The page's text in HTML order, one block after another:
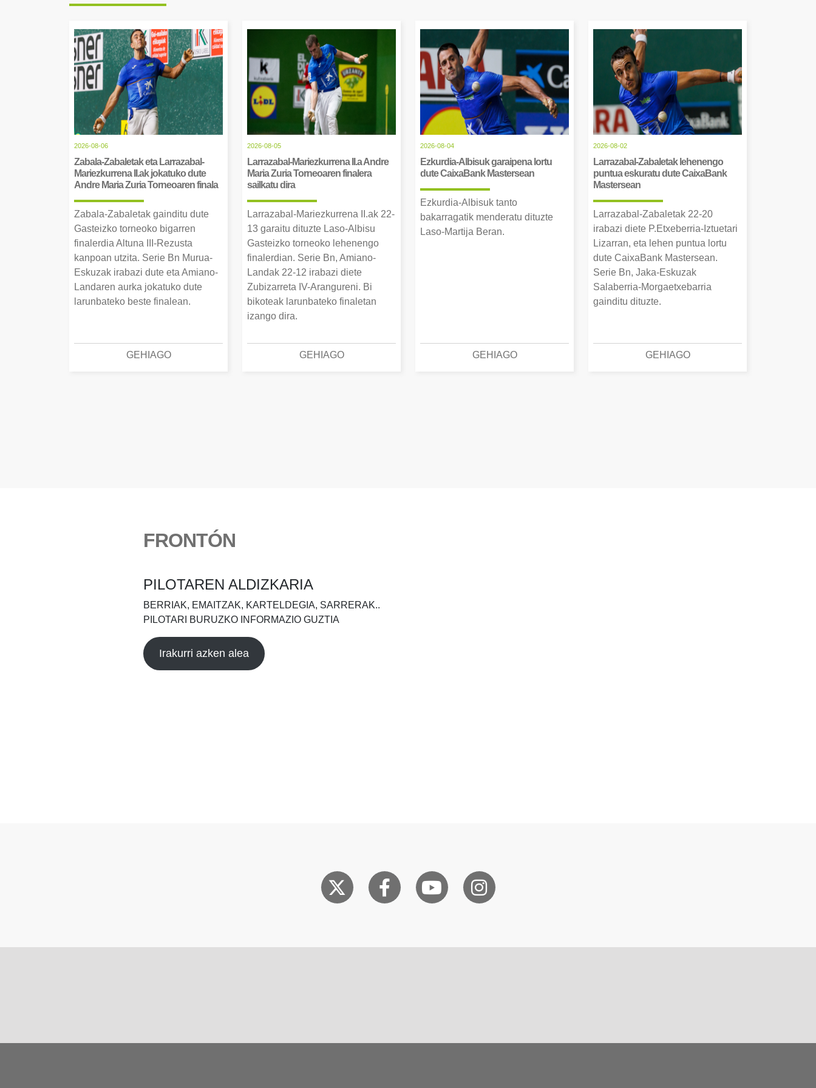
2026-08-06
Zabala-Zabaletak eta Larrazabal-
Mariezkurrena II.ak jokatuko dute
Andre Maria Zuria Torneoaren finala
Zabala-Zabaletak gainditu dute
Gasteizko torneoko bigarren
finalerdia Altuna III-Rezusta
kanpoan utzita. Serie Bn Murua-
Eskuzak irabazi dute eta Amiano-
Landaren aurka jokatuko dute
larunbateko beste finalean.
GEHIAGO
2026-08-05
Larrazabal-Mariezkurrena II.a Andre
Maria Zuria Torneoaren finalera
sailkatu dira
Larrazabal-Mariezkurrena II.ak 22-
13 garaitu dituzte Laso-Albisu
Gasteizko torneoko lehenengo
finalerdian. Serie Bn, Amiano-
Landak 22-12 irabazi diete
Zubizarreta IV-Arangureni. Bi
bikoteak larunbateko finaletan
izango dira.
GEHIAGO
2026-08-04
Ezkurdia-Albisuk garaipena lortu
dute CaixaBank Mastersean
Ezkurdia-Albisuk tanto
bakarragatik menderatu dituzte
Laso-Martija Beran.
GEHIAGO
2026-08-02
Larrazabal-Zabaletak lehenengo
puntua eskuratu dute CaixaBank
Mastersean
Larrazabal-Zabaletak 22-20
irabazi diete P.Etxeberria-Iztuetari
Lizarran, eta lehen puntua lortu
dute CaixaBank Mastersean.
Serie Bn, Jaka-Eskuzak
Salaberria-Morgaetxebarria
gainditu dituzte.
GEHIAGO
FRONTÓN
PILOTAREN ALDIZKARIA
BERRIAK, EMAITZAK, KARTELDEGIA, SARRERAK..
PILOTARI BURUZKO INFORMAZIO GUZTIA
Irakurri azken alea